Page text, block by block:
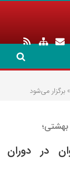
می‌شود
در دوران